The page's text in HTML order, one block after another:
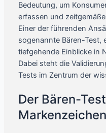
Bedeutung, um
erfassen und
Einer der führenden
sogenannte Bären-Test,
tiefgehende Einblicke in
Dabei steht die
Tests im Zentrum der
Der Bären-
Markenzeichen